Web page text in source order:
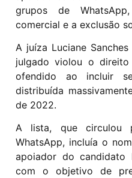
grupos de
comercial e a exclusão
A juíza Luciane
julgado violou o
ofendido ao incluir
distribuída
de 2022.
A lista, que circulou
WhatsApp, incluía o
apoiador do candidato
com o objetivo de